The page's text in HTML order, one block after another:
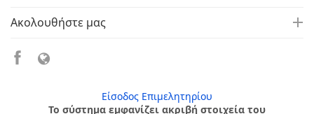
Ακολουθήστε μας
Είσοδος Επιμελητηρίου
Το σύστημα εμφανίζει ακριβή στοιχεία του